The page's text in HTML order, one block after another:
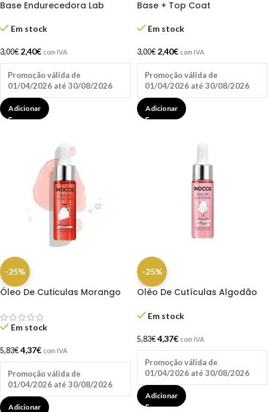
Base Endurecedora Lab
Em stock
3,00€ 2,40€ com IVA
Promoção válida de
01/04/2026 até 30/08/2026
Adicionar
Base + Top Coat
Andreia
Em stock
3,00€ 2,40€ com IVA
Promoção válida de
01/04/2026 até 30/08/2026
Adicionar
-25%
Óleo De Cuticulas Morango
Em stock
5,83€ 4,37€ com IVA
Promoção válida de
01/04/2026 até 30/08/2026
Adicionar
-25%
Oléo De Cutículas Algodão
Em stock
5,83€ 4,37€ com IVA
Promoção válida de
01/04/2026 até 30/08/2026
Adicionar